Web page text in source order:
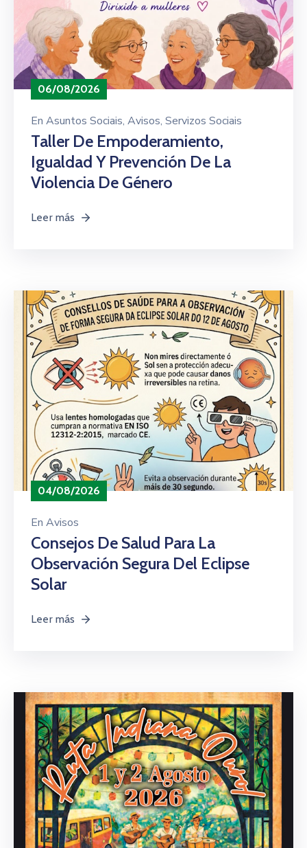
06/08/2026
En Asuntos Sociais‚ Avisos‚ Servizos Sociais
Taller De Empoderamiento,
Igualdad Y Prevención De La
Violencia De Género
Leer más
04/08/2026
En Avisos
Consejos De Salud Para La
Observación Segura Del Eclipse
Solar
Leer más